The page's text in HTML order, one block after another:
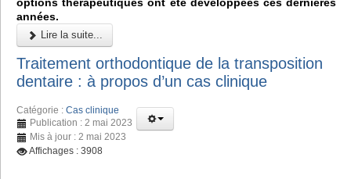
options thérapeutiques ont été développées ces dernières
années.
Lire la suite...
Traitement orthodontique de la transposition
dentaire : à propos d’un cas clinique
Catégorie : Cas clinique
Publication : 2 mai 2023
Mis à jour : 2 mai 2023
Affichages : 3908